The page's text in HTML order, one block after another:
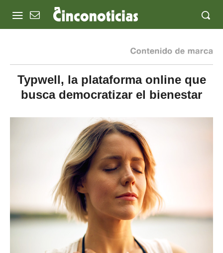
Typwell, la plataforma online que
busca democratizar el bienestar